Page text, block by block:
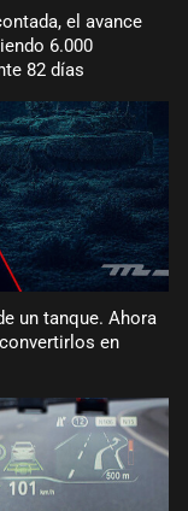
el avance
6.000
82 días
un tanque. Ahora
en